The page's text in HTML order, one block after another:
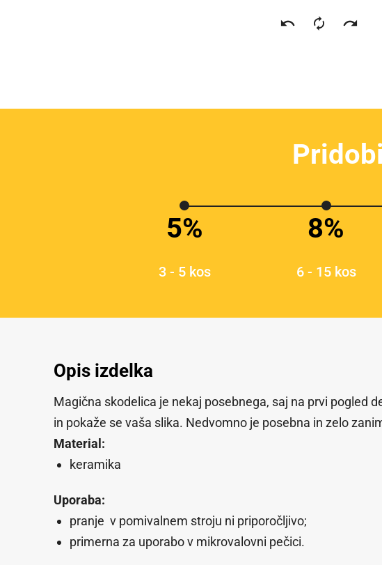
5%
3 - 5 kos
8%
6 - 15 kos
Opis izdelka
Magična skodelica je nekaj posebnega, saj na prvi pogled
in pokaže se vaša slika. Nedvomno je posebna in zelo
Material:
keramika
Uporaba:
pranje v pomivalnem stroju ni priporočljivo;
primerna za uporabo v mikrovalovni pečici.